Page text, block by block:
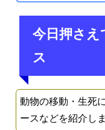
今日押さえ
ス
動物の移動・生死
ースなどを紹介しま